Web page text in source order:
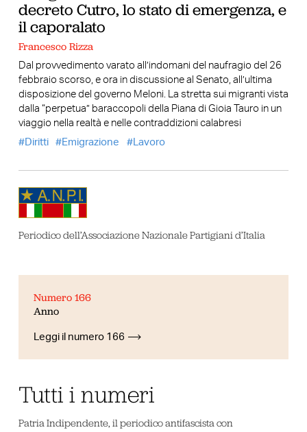
decreto Cutro, lo stato di emergenza, e
il caporalato
Francesco Rizza
Dal provvedimento varato all’indomani del naufragio del 26
febbraio scorso, e ora in discussione al Senato, all’ultima
disposizione del governo Meloni. La stretta sui migranti vista
dalla “perpetua” baraccopoli della Piana di Gioia Tauro in un
viaggio nella realtà e nelle contraddizioni calabresi
Diritti
Emigrazione Lavoro
Periodico dell’Associazione Nazionale Partigiani d’Italia
Numero 166
Anno
Leggi il numero 166
Tutti i numeri
Patria Indipendente, il periodico antifascista con